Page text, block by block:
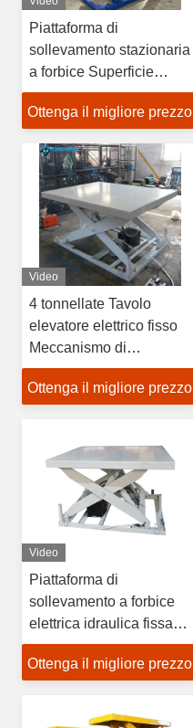
Piattaforma di
sollevamento stazionaria
a forbice Superficie
antiscivolo, 6000 mm
Max Lift & Alta capacità
industriali pesanti
Ottenga il migliore prezzo
Video
4 tonnellate Tavolo
elevatore elettrico fisso
Meccanismo di
sollevamento stazionario
a forbici Piattaforma di
Ottenga il migliore prezzo
Video
Piattaforma di
sollevamento a forbice
elettrica idraulica fissa di
5 m capacità di carico di
4 tonnellate
Ottenga il migliore prezzo